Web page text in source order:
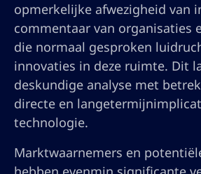
opmerkelijke afwezigheid van
commentaar van organisaties
die normaal gesproken
innovaties in deze ruimte. Dit
deskundige analyse met
directe en
technologie.
Marktwaarnemers en